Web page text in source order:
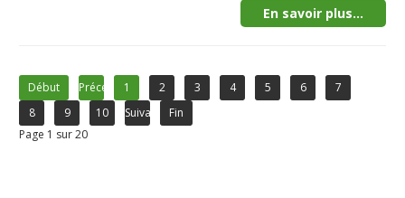
En savoir plus...
Début Précédent1 2 3 4 5 6
7
8
9 10 Suivant
Fin
Page 1 sur 20